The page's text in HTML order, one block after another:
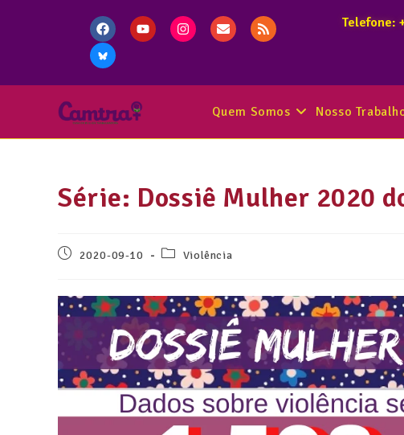
Telefone:
Quem Somos Nosso
Série: Dossiê Mulher 2020
2020-09-10 Violência